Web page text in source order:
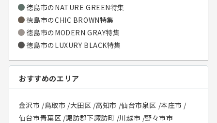
徳島市のNATURE GREEN特集
徳島市のCHIC BROWN特集
徳島市のMODERN GRAY特集
徳島市のLUXURY BLACK特集
おすすめのエリア
金沢市 /鳥取市 /大田区 /高知市 /仙台市泉区 /本庄市 /
仙台市青葉区 /諏訪郡下諏訪町 /川越市 /野々市市